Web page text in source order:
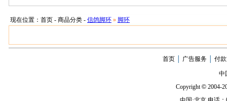
现在位置：首页 - 商品分类 - 信鸽脚环 » 脚环
首页│ 广告服务│ 付
中
Copyright© 2004-